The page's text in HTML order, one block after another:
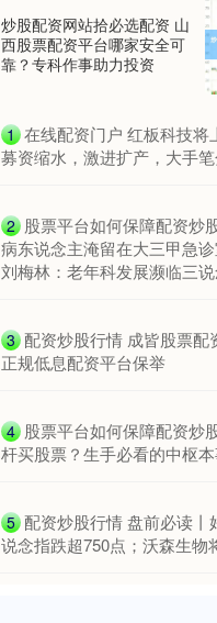
期指IC0 7730.00
上证综指 3900.35
深证成指
炒股配资网站拾必选配资 山
西股票配资平台哪家安全可
靠？专科作事助力投资
1 在线配资门户 红板科技将
募资缩水，激进扩产，大手
2 股票平台如何保障配资炒
病东说念主淹留在大三甲急
刘梅林：老年科发展濒临三
3 配资炒股行情 成皆股票配
正规低息配资平台保举
4 股票平台如何保障配资炒
杆买股票？生手必看的中枢
5 配资炒股行情 盘前必读丨
说念指跌超750点；沃森生物